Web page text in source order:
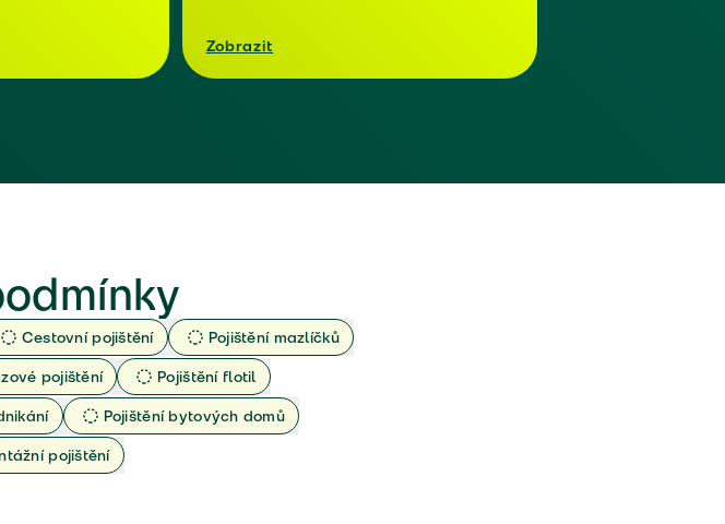
Zobrazit
Cestovní pojištění
Pojištění mazlíčků
pojištění
Pojištění flotil
Pojištění bytových domů
pojištění